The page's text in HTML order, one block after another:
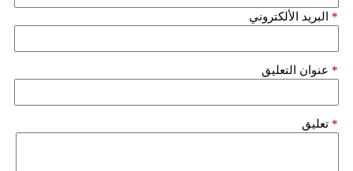
البريد الألكتروني *
عنوان التعليق *
تعليق *